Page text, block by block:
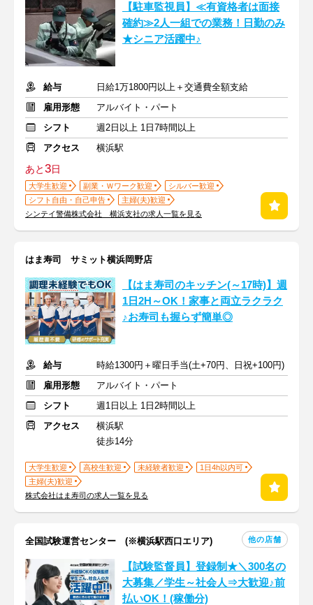
【駐車監視員】≪有資格者は面接
確約≫2人一組での業務！日勤のみ
★シニア活躍中♪
給与
日給1万1800円以上＋交通費全額支給
雇用形態
アルバイト・パート
シフト
週2日以上 1日7時間以上
アクセス
横浜駅
あと3日
大学生歓迎 副業・Ｗワーク歓迎
シルバー歓迎
シフト自由・自己申告
主婦(夫)歓迎
シンテイ警備株式会社 横浜支社の求人一覧を見る
はま寿司 サミット横浜岡野店
【はま寿司のキッチン(～17時)】週
1日2H～OK！家事と両立ラクラク
♪お寿司も握らず簡単◎
給与
時給1300円＋曜日手当(土+70円、日祝+100円)
雇用形態
アルバイト・パート
シフト
週1日以上 1日2時間以上
アクセス
横浜駅
徒歩14分
大学生歓迎 高校生歓迎 未経験者歓迎
1日4h以内可
主婦(夫)歓迎
株式会社はま寿司の求人一覧を見る
全国試験運営センター (※横浜駅西口エリア) 他の店舗
【試験監督員】登録制★＼300名の
大募集／学生～社会人⇒大歓迎♪前
払いOK！(稼働分)